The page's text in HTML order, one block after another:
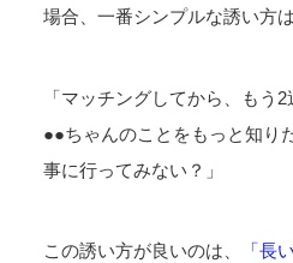
場合、一番シンプルな誘い方は
「マッチングしてから、もう
●●ちゃんのことをもっと知り
事に行ってみない？」
この誘い方が良いのは、
「長